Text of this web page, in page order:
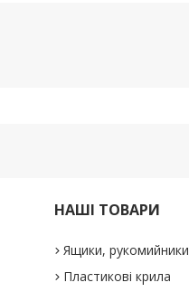
НАШІ ТОВАРИ
Ящики, рукомийники
Пластикові крила